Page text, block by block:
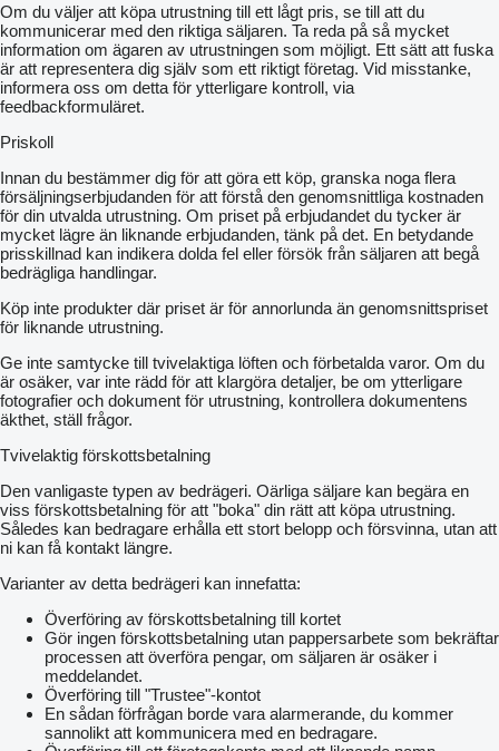
Om du väljer att köpa utrustning till ett lågt pris, se till att du
kommunicerar med den riktiga säljaren. Ta reda på så mycket
information om ägaren av utrustningen som möjligt. Ett sätt att fuska
är att representera dig själv som ett riktigt företag. Vid misstanke,
informera oss om detta för ytterligare kontroll, via
feedbackformuläret.
Priskoll
Innan du bestämmer dig för att göra ett köp, granska noga flera
försäljningserbjudanden för att förstå den genomsnittliga kostnaden
för din utvalda utrustning. Om priset på erbjudandet du tycker är
mycket lägre än liknande erbjudanden, tänk på det. En betydande
prisskillnad kan indikera dolda fel eller försök från säljaren att begå
bedrägliga handlingar.
Köp inte produkter där priset är för annorlunda än genomsnittspriset
för liknande utrustning.
Ge inte samtycke till tvivelaktiga löften och förbetalda varor. Om du
är osäker, var inte rädd för att klargöra detaljer, be om ytterligare
fotografier och dokument för utrustning, kontrollera dokumentens
äkthet, ställ frågor.
Tvivelaktig förskottsbetalning
Den vanligaste typen av bedrägeri. Oärliga säljare kan begära en
viss förskottsbetalning för att "boka" din rätt att köpa utrustning.
Således kan bedragare erhålla ett stort belopp och försvinna, utan att
ni kan få kontakt längre.
Varianter av detta bedrägeri kan innefatta:
Överföring av förskottsbetalning till kortet
Gör ingen förskottsbetalning utan pappersarbete som bekräftar
processen att överföra pengar, om säljaren är osäker i
meddelandet.
Överföring till "Trustee"-kontot
En sådan förfrågan borde vara alarmerande, du kommer
sannolikt att kommunicera med en bedragare.